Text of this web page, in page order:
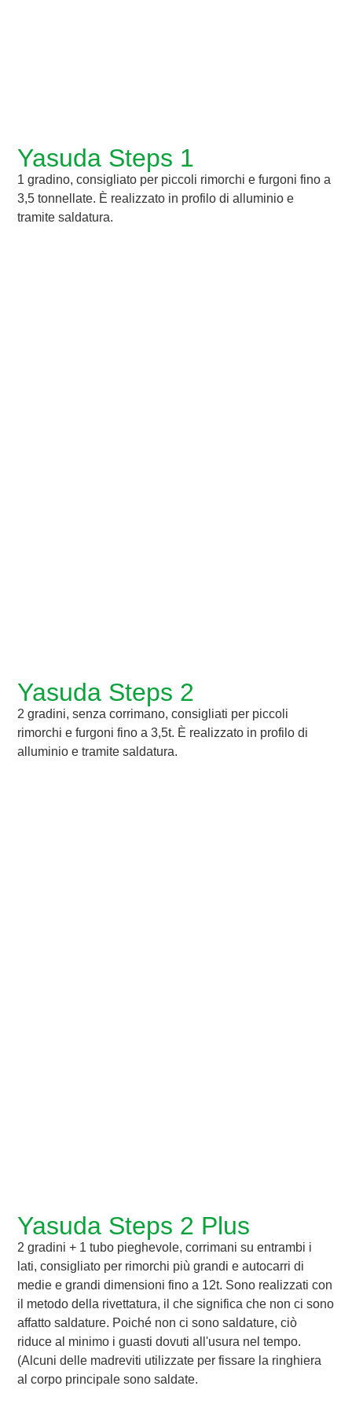
Yasuda Steps 1
1 gradino, consigliato per piccoli rimorchi e furgoni fino a
3,5 tonnellate. È realizzato in profilo di alluminio e
tramite saldatura.
Yasuda Steps 2
2 gradini, senza corrimano, consigliati per piccoli
rimorchi e furgoni fino a 3,5t. È realizzato in profilo di
alluminio e tramite saldatura.
Yasuda Steps 2 Plus
2 gradini + 1 tubo pieghevole, corrimani su entrambi i
lati, consigliato per rimorchi più grandi e autocarri di
medie e grandi dimensioni fino a 12t. Sono realizzati con
il metodo della rivettatura, il che significa che non ci sono
affatto saldature. Poiché non ci sono saldature, ciò
riduce al minimo i guasti dovuti all'usura nel tempo.
(Alcuni delle madreviti utilizzate per fissare la ringhiera
al corpo principale sono saldate.